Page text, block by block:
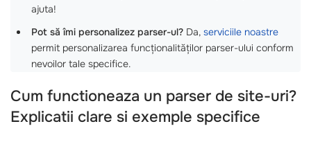
ajuta!
Pot să îmi personalizez parser-ul? Da, serviciile noastre
permit personalizarea funcționalităților parser-ului conform
nevoilor tale specifice.
Cum functioneaza un parser de site-uri?
Explicatii clare si exemple specifice